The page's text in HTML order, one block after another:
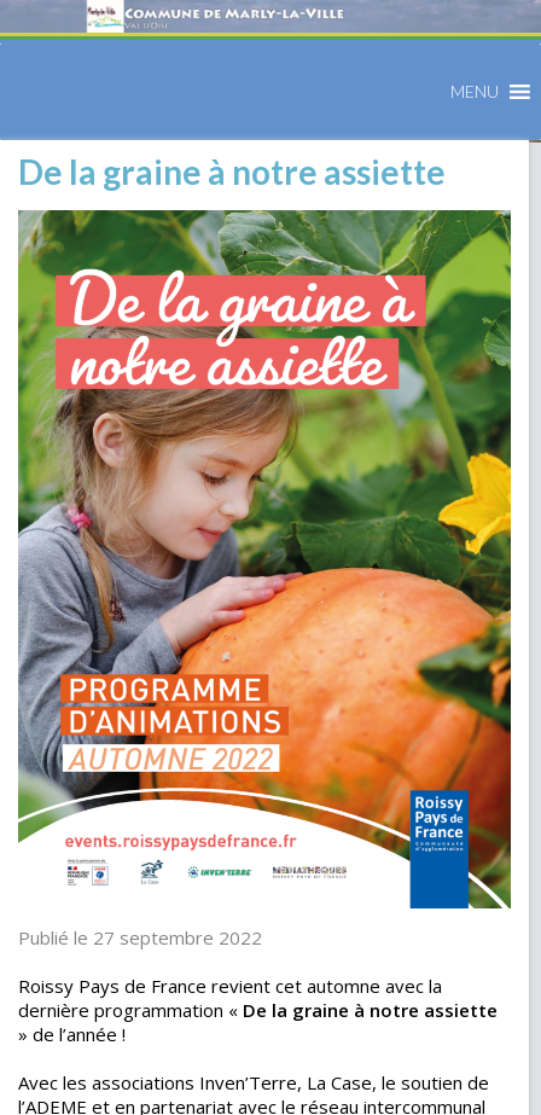
MENU
De la graine à notre assiette
Publié le 27 septembre 2022
Roissy Pays de France revient cet automne avec la
dernière programmation « De la graine à notre assiette
» de l’année !
Avec les associations Inven’Terre, La Case, le soutien de
l’ADEME et en partenariat avec le réseau intercommunal